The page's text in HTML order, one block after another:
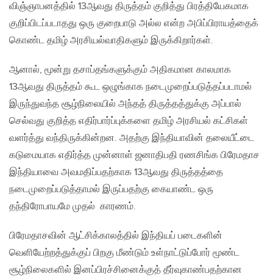
விஞ்ஞாபனத்தில் 13ஆவது திருத்தம் குறித்து பிரத்தியேகமாக
குறிப்பிடப்படாதது ஒரு குறைபாடு அல்ல என்ற அபிப்பிராயத்தைக்
கொண்ட தமிழ் அரசியல்வாதிகளும் இருக்கிறார்கள்.
ஆனால், மூன்று தசாப்தங்களுக்கும் அதிகமான காலமாக
13ஆவது திருத்தம் கூட ஒழுங்காக நடைமுறைப்படுத்தப்படாமல்
இருந்துவந்த சூழ்நிலையில் அந்தத் திருத்தத்துக்கு அப்பால்
செல்வது குறித்த எதிர்பார்ப்புக்களை தமிழ் அரசியல் கட்சிகள்
வளர்த்து வந்திருக்கின்றன. அதற்கு இந்தியாவின் தலையீட்டை
கடுமையாக எதிர்த்த முன்னாள் ஜனாதிபதி ரணசிங்க பிரேமதாச
இந்தியாவை அவமதிப்பதற்காக 13ஆவது திருத்தத்தை
நடைமுறைப்படுத்தாமல் இருப்பதற்கு கையாண்ட ஒரு
தந்திரோபாயமே முதல் காரணம்.
பிரேமதாசவின் ஆட்சிக்காலத்தில் இந்தியப் படைகளின்
வெளியேற்றத்துக்குப் பிறகு மீண்டும் உள்நாட்டுப்போர் மூண்ட
சூழ்நிலைகளில் இனப்பிரச்சினைக்குத் தீர்வுகாண்பதற்கான